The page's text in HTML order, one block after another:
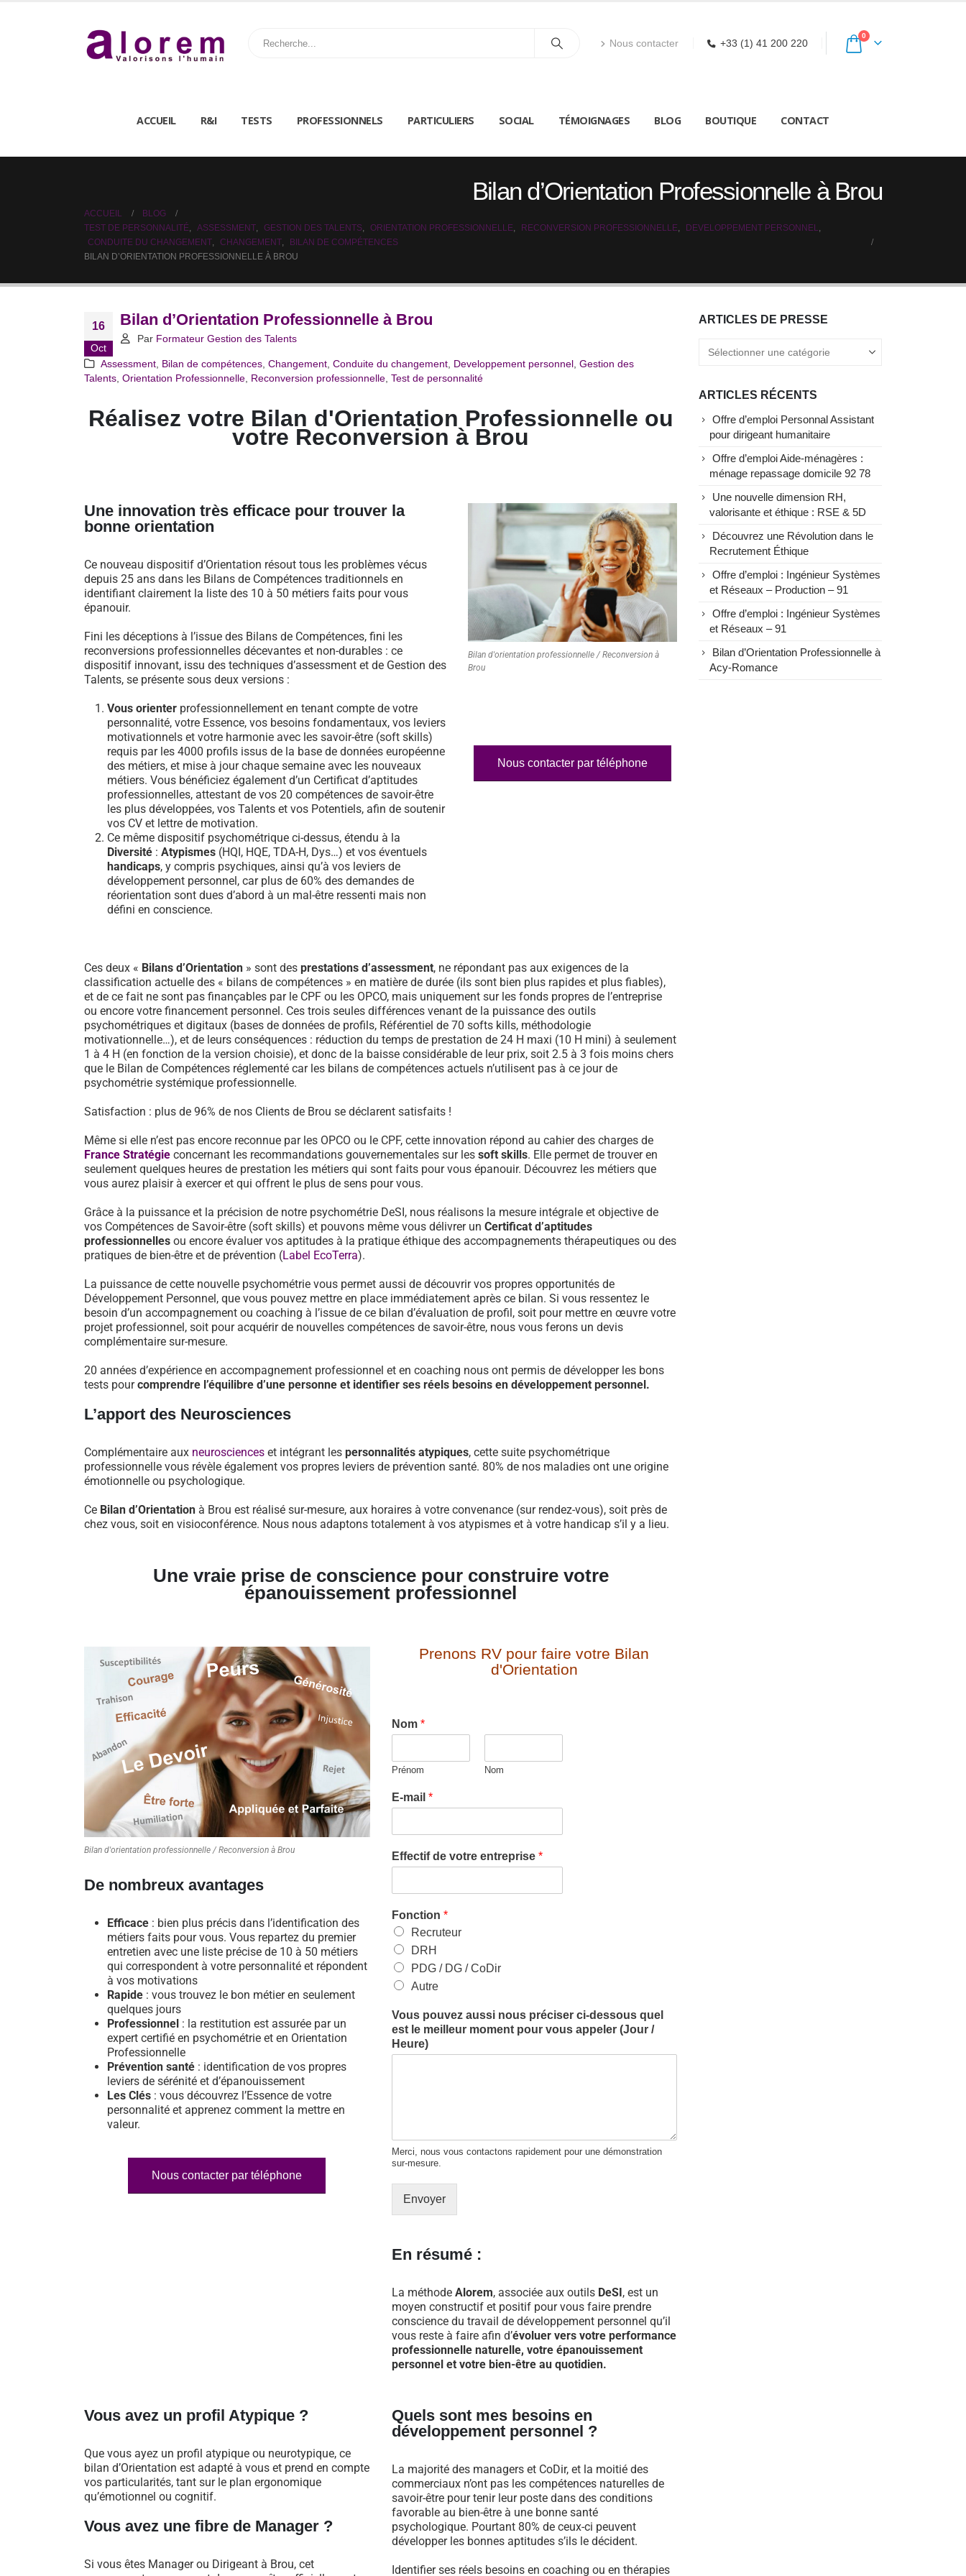
Nous contacter +33 (1) 41 200 220
0
ACCUEIL R&I TESTS PROFESSIONNELS PARTICULIERS SOCIAL TÉMOIGNAGES BLOG BOUTIQUE CONTACT
Bilan d’Orientation Professionnelle à Brou
ACCUEIL
BLOG
TEST DE PERSONNALITÉ
ASSESSMENT GESTION DES TALENTS ORIENTATION PROFESSIONNELLE RECONVERSION PROFESSIONNELLE DEVELOPPEMENT PERSONNEL
CONDUITE DU CHANGEMENT
CHANGEMENT
BILAN DE COMPÉTENCES
BILAN D’ORIENTATION PROFESSIONNELLE À BROU
16
Oct
Bilan d’Orientation Professionnelle à Brou
Par Formateur Gestion des Talents
Assessment Bilan de compétences ,Changement ,Conduite du changement Developpement personnel ,Gestion des
Talents Orientation Professionnelle Reconversion professionnelle Test de personnalité
Réalisez votre Bilan d'Orientation Professionnelle ou
votre Reconversion à Brou
Une innovation très efficace pour trouver la
bonne orientation
Ce nouveau dispositif d’Orientation résout tous les problèmes vécus
depuis 25 ans dans les Bilans de Compétences traditionnels en
identifiant clairement la liste des 10 à 50 métiers faits pour vous
épanouir.
Fini les déceptions à l’issue des Bilans de Compétences, fini les
reconversions professionnelles décevantes et non-durables : ce
dispositif innovant, issu des techniques d’assessment et de Gestion des
Talents, se présente sous deux versions :
Vous orienter professionnellement en tenant compte de votre
personnalité, votre Essence, vos besoins fondamentaux, vos leviers
motivationnels et votre harmonie avec les savoir-être (soft skills)
requis par les 4000 profils issus de la base de données européenne
des métiers, et mise à jour chaque semaine avec les nouveaux
métiers. Vous bénéficiez également d’un Certificat d’aptitudes
professionnelles, attestant de vos 20 compétences de savoir-être
les plus développées, vos Talents et vos Potentiels, afin de soutenir
vos CV et lettre de motivation.
Ce même dispositif psychométrique ci-dessus, étendu à la
Diversité : Atypismes (HQI, HQE, TDA-H, Dys…) et vos éventuels
handicaps, y compris psychiques, ainsi qu’à vos leviers de
développement personnel, car plus de 60% des demandes de
réorientation sont dues d’abord à un mal-être ressenti mais non
défini en conscience.
Bilan d'orientation professionnelle / Reconversion à
Brou
Nous contacter par téléphone
Ces deux « Bilans d’Orientation » sont des prestations d’assessment, ne répondant pas aux exigences de la
classification actuelle des « bilans de compétences » en matière de durée (ils sont bien plus rapides et plus fiables),
et de ce fait ne sont pas finançables par le CPF ou les OPCO, mais uniquement sur les fonds propres de l’entreprise
ou encore votre financement personnel. Ces trois seules différences venant de la puissance des outils
psychométriques et digitaux (bases de données de profils, Référentiel de 70 softs kills, méthodologie
motivationnelle…), et de leurs conséquences : réduction du temps de prestation de 24 H maxi (10 H mini) à seulement
1 à 4 H (en fonction de la version choisie), et donc de la baisse considérable de leur prix, soit 2.5 à 3 fois moins chers
que le Bilan de Compétences réglementé car les bilans de compétences actuels n’utilisent pas à ce jour de
psychométrie systémique professionnelle.
Satisfaction : plus de 96% de nos Clients de Brou se déclarent satisfaits !
Même si elle n’est pas encore reconnue par les OPCO ou le CPF, cette innovation répond au cahier des charges de
France Stratégie concernant les recommandations gouvernementales sur les soft skills. Elle permet de trouver en
seulement quelques heures de prestation les métiers qui sont faits pour vous épanouir. Découvrez les métiers que
vous aurez plaisir à exercer et qui offrent le plus de sens pour vous.
Grâce à la puissance et la précision de notre psychométrie DeSI, nous réalisons la mesure intégrale et objective de
vos Compétences de Savoir-être (soft skills) et pouvons même vous délivrer un Certificat d’aptitudes
professionnelles ou encore évaluer vos aptitudes à la pratique éthique des accompagnements thérapeutiques ou des
pratiques de bien-être et de prévention (Label EcoTerra).
La puissance de cette nouvelle psychométrie vous permet aussi de découvrir vos propres opportunités de
Développement Personnel, que vous pouvez mettre en place immédiatement après ce bilan. Si vous ressentez le
besoin d’un accompagnement ou coaching à l’issue de ce bilan d’évaluation de profil, soit pour mettre en œuvre votre
projet professionnel, soit pour acquérir de nouvelles compétences de savoir-être, nous vous ferons un devis
complémentaire sur-mesure.
20 années d’expérience en accompagnement professionnel et en coaching nous ont permis de développer les bons
tests pourcomprendre l’équilibre d’une personne et identifier ses réels besoins en développement personnel.
L’apport des Neurosciences
Complémentaire aux neurosciences et intégrant les personnalités atypiques, cette suite psychométrique
professionnelle vous révèle également vos propres leviers de prévention santé. 80% de nos maladies ont une origine
émotionnelle ou psychologique.
Ce Bilan d’Orientation à Brou est réalisé sur-mesure, aux horaires à votre convenance (sur rendez-vous), soit près de
chez vous, soit en visioconférence. Nous nous adaptons totalement à vos atypismes et à votre handicap s’il y a lieu.
Une vraie prise de conscience pour construire votre
épanouissement professionnel
Bilan d'orientation professionnelle / Reconversion à Brou
De nombreux avantages
Efficace : bien plus précis dans l’identification des
métiers faits pour vous. Vous repartez du premier
entretien avec une liste précise de 10 à 50 métiers
qui correspondent à votre personnalité et répondent
à vos motivations
Rapide : vous trouvez le bon métier en seulement
quelques jours
Professionnel : la restitution est assurée par un
expert certifié en psychométrie et en Orientation
Professionnelle
Prévention santé : identification de vos propres
leviers de sérénité et d’épanouissement
Les Clés : vous découvrez l’Essence de votre
personnalité et apprenez comment la mettre en
valeur.
Nous contacter par téléphone
Prenons RV pour faire votre Bilan
d'Orientation
Nom *
Prénom Nom
E-mail *
Effectif de votre entreprise *
Fonction *
Recruteur
DRH
PDG / DG / CoDir
Autre
Vous pouvez aussi nous préciser ci-dessous quel
est le meilleur moment pour vous appeler (Jour /
Heure)
Merci, nous vous contactons rapidement pour une démonstration
sur-mesure.
Envoyer
En résumé :
La méthode Alorem, associée aux outils DeSI, est un
moyen constructif et positif pour vous faire prendre
conscience du travail de développement personnel qu’il
vous reste à faire afin d’évoluer vers votre performance
professionnelle naturelle, votre épanouissement
personnel et votre bien-être au quotidien.
Vous avez un profil Atypique ?
Que vous ayez un profil atypique ou neurotypique, ce
bilan d’Orientation est adapté à vous et prend en compte
vos particularités, tant sur le plan ergonomique
qu’émotionnel ou cognitif.
Vous avez une fibre de Manager ?
Si vous êtes Manager ou Dirigeant à Brou, cet
Quels sont mes besoins en
développement personnel ?
La majorité des managers et CoDir, et la moitié des
commerciaux n’ont pas les compétences naturelles de
savoir-être pour tenir leur poste dans des conditions
favorable au bien-être à une bonne santé
psychologique. Pourtant 80% de ceux-ci peuvent
développer les bonnes aptitudes s’ils le décident.
Identifier ses réels besoins en coaching ou en thérapies
ARTICLES DE PRESSE
ARTICLES RÉCENTS
Offre d’emploi Personnal Assistant
pour dirigeant humanitaire
Offre d’emploi Aide-ménagères :
ménage repassage domicile 92 78
Une nouvelle dimension RH,
valorisante et éthique : RSE & 5D
Découvrez une Révolution dans le
Recrutement Éthique
Offre d’emploi : Ingénieur Systèmes
et Réseaux – Production – 91
Offre d’emploi : Ingénieur Systèmes
et Réseaux – 91
Bilan d’Orientation Professionnelle à
Acy-Romance